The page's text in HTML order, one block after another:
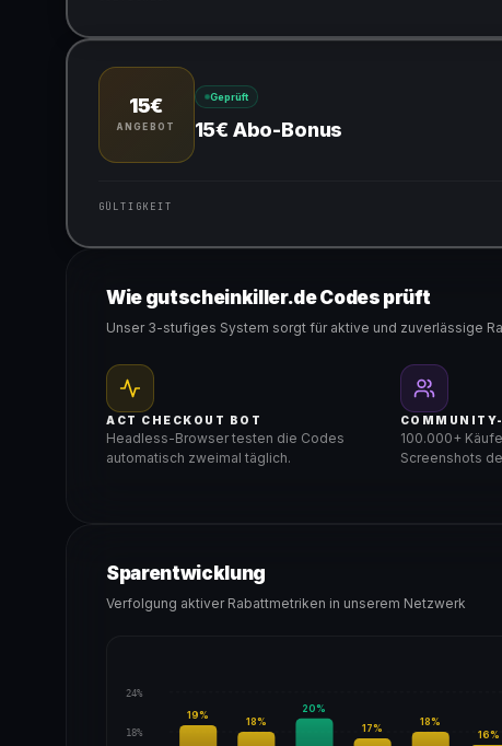
Gültig für teilnehmende Produkte
15€
ANGEBOT
Geprüft
15€ Abo-Bonus
GÜLTIGKEIT
Gültig für teilnehmende Produkte
Wie gutscheinkiller.de Codes prüft
Unser 3-stufiges System sorgt für aktive und zuverlässige
ACT CHECKOUT BOT
Headless-Browser testen die Codes
automatisch zweimal täglich.
100.000+
Screenshots
Sparentwicklung
Verfolgung aktiver Rabattmetriken in unserem Netzwerk
24%
18%
19%
18%
20%
17%
18%
16%